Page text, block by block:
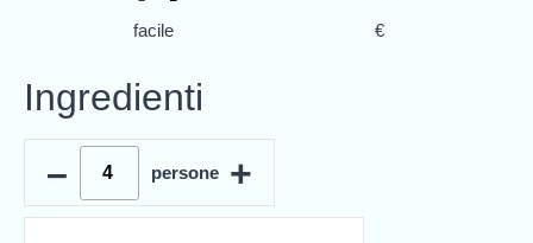
facile €
Ingredienti
–
persone +